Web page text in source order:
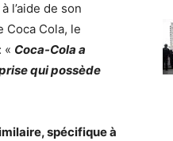
l’aide de son
Coca Cola, le
« Coca-Cola a
qui possède
spécifique à